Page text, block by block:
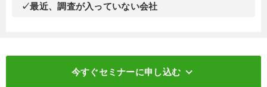
✓最近、調査が入っていない会社
今すぐセミナーに申し込む keyboard_arrow_down